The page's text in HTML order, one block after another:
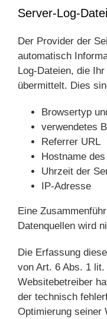
Server-Log-
Der Provider der
automatisch
Log-Dateien, die
übermittelt. Dies
Browsertyp
verwendetes
Referrer URL
Hostname
Uhrzeit der
IP-Adresse
Eine
Datenquellen wird
Die Erfassung
von Art. 6 Abs. 1
Websitebetreiber
der technisch
Optimierung seiner